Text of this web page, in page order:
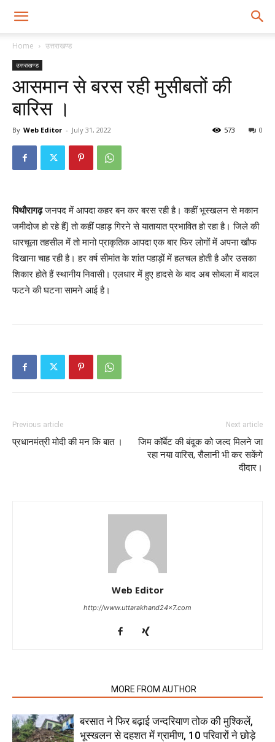
Home उत्तराखण्ड
उत्तराखण्ड
आसमान से बरस रही मुसीबतों की
बारिस ।
By Web Editor - July 31, 2022 0
573
पिथौरागढ़जनपद में आपदा कहर बन कर बरस रही है। कहीं भूस्खलन से मकान
जमीदोज हो रहे हैं] तो कहीं पहाड़ गिरने से यातायात प्रभावित हो रहा है। जिले की
धारचूला तहसील में तो मानो प्राकृतिक आपदा एक बार फिर लोगों में अपना खौफ
दिखाना चाह रही है। हर वर्ष सीमांत के शांत पहाड़ों में हलचल होती है और उसका
शिकार होते हैं स्थानीय निवासी। एलधार में हुए हादसे के बाद अब सोबला में बादल
फटने की घटना सामने आई है।
Previous article
प्रधानमंत्री मोदी की मन कि बात ।
Next article
जिम कॉर्बेट की बंदूक को जल्द मिलने जा
रहा नया वारिस, सैलानी भी कर सकेंगे
दीदार।
Web Editor
http://www.uttarakhand24x7.com
MORE FROM AUTHOR
बरसात ने फिर बढ़ाई जन्दरियाण तोक की मुश्किलें,
भूस्खलन से दहशत में ग्रामीण, 10 परिवारों ने छोड़े